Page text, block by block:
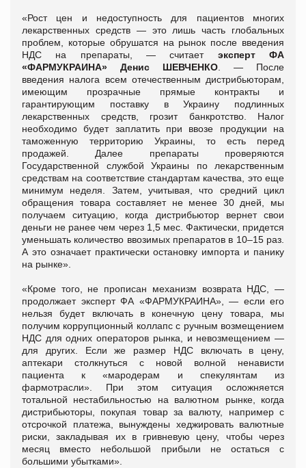
«Рост цен и недоступность для пациентов многих
лекарственных средств — это лишь часть глобальных
проблем, которые обрушатся на рынок после введения
НДС на препараты, — считает эксперт ФА
«ФАРМУКРАИНА» Денис ШЕВЧЕНКО. — После
введения налога всем отечественным дистрибьюторам,
имеющим прозрачные прямые контракты и
гарантирующим поставку в Украину подлинных
лекарственных средств, грозит банкротство. Налог
необходимо будет заплатить при ввозе продукции на
таможенную территорию Украины, то есть перед
продажей. Далее препараты проверяются
Государственной службой Украины по лекарственным
средствам на соответствие стандартам качества, это еще
минимум неделя. Затем, учитывая, что средний цикл
обращения товара составляет не менее 30 дней, мы
получаем ситуацию, когда дистрибьютор вернет свои
деньги не ранее чем через 1,5 мес. Фактически, придется
уменьшать количество ввозимых препаратов в 10–15 раз.
А это означает практически остановку импорта и панику
на рынке».
«Кроме того, не прописан механизм возврата НДС, —
продолжает эксперт ФА «ФАРМУКРАИНА», — если его
нельзя будет включать в конечную цену товара, мы
получим коррупционный коллапс с ручным возмещением
НДС для одних операторов рынка, и невозмещением —
для других. Если же размер НДС включать в цену,
аптекари столкнуться с новой волной ненависти
пациента к «мародерам и спекулянтам из
фармотрасли». При этом ситуация осложняется
тотальной нестабильностью на валютном рынке, когда
дистрибьюторы, покупая товар за валюту, например с
отсрочкой платежа, вынуждены хеджировать валютные
риски, закладывая их в гривневую цену, чтобы через
месяц вместо небольшой прибыли не остаться с
большими убытками».